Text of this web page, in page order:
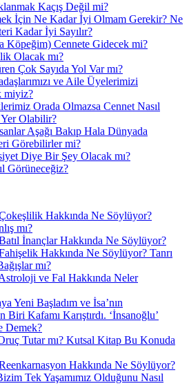
Kaçış Değil mi?
İçin Ne Kadar İyi Olmam Gerekir? Ne
Kadar İyi Sayılır?
Köpeğim) Cennete Gidecek mi?
Olacak mı?
Çok Sayıda Yol Var mı?
ve Aile Üyelerimizi
miyiz?
Orada Olmazsa Cennet Nasıl
Olabilir?
Aşağı Bakıp Hala Dünyada
Görebilirler mi?
Diye Bir Şey Olacak mı?
Görüneceğiz?
Hakkında Ne Söylüyor?
mı?
İnançlar Hakkında Ne Söylüyor?
Hakkında Ne Söylüyor? Tanrı
mı?
ve Fal Hakkında Neler
Yeni Başladım ve İsa’nın
Biri Kafamı Karıştırdı. ‘İnsanoğlu’
Demek?
Tutar mı? Kutsal Kitap Bu Konuda
Hakkında Ne Söylüyor?
Tek Yaşamımız Olduğunu Nasıl